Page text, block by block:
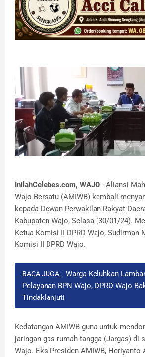
InilahCelebes.com, WAJO - Aliansi
Wajo Bersatu (AMIWB) kembali
kepada Dewan Perwakilan Rakyat
Kabupaten Wajo, Selasa (30/01/24).
Ketua Komisi II DPRD Wajo, Sudirman
Komisi II DPRD Wajo.
BACA JUGA:
Warga Keluhkan
Pelayanan BPN Wajo, DPRD Wajo
Tindaklanjuti
Kedatangan AMIWB guna untuk
jaringan gas rumah tangga (Jargas) di
Wajo. Eks Presiden AMIWB, Heriyanto